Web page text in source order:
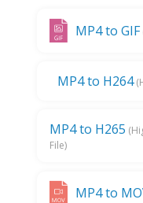
MP4 to GIF
MP4 to H264
MP4 to H265
File)
MP4 to